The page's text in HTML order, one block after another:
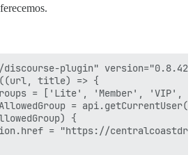
plugin"
title) => {
= ['Lite', 'Member', 'VIP',
=
{
= "https://